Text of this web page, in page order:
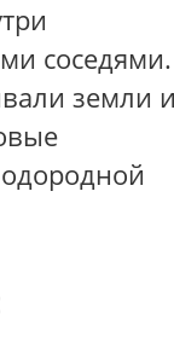
соседями.
земли